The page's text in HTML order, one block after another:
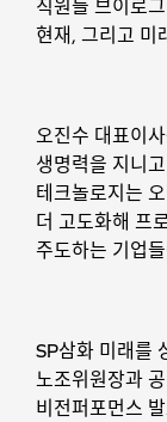
직원들 브이로
현재, 그리고 미
오진수 대표이
생명력을 지니
테크놀로지는
더 고도화해 프
주도하는 기업
SP삼화 미래를
노조위원장과
비전퍼포먼스